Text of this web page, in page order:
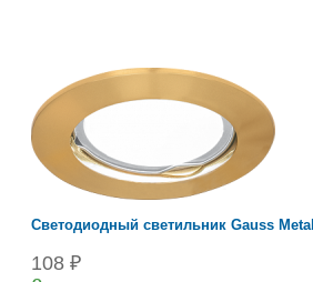
Светодиодный светильник Gauss
108 ₽